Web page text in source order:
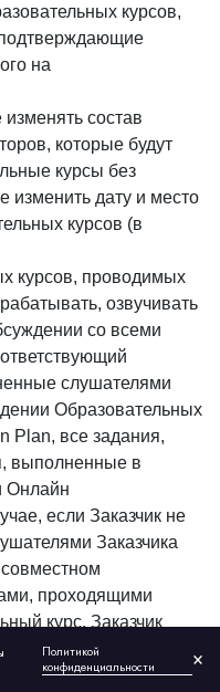
курсов,
подтверждающие
на
состав
которые будут
курсы без
изменить дату и место
курсов (в
курсов, проводимых
озвучивать
со всеми
слушателями
Образовательных
Plan, все задания,
выполненные в
Онлайн
если Заказчик не
Заказчика
проходящими
курс, Заказчик
об этом на
указанную в п. 10.7.
Политикой
конфиденциальности
×